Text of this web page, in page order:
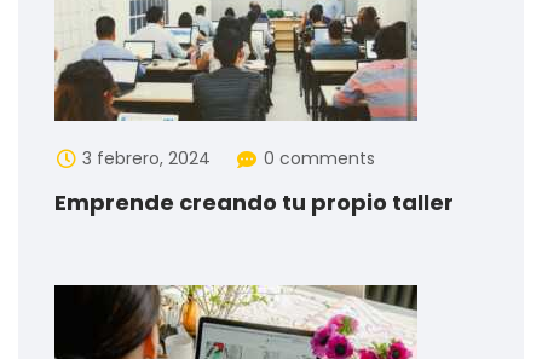
3 febrero, 2024 0 comments
Emprende creando tu propio taller